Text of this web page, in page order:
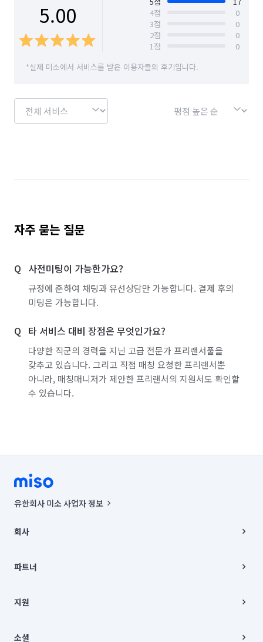
5.00
4점
0
3점
0
2점
0
1점
0
*실제 미소에서 서비스를 받은 이용자들의 후기입니다.
자주 묻는 질문
사전미팅이 가능한가요?
규정에 준하여 채팅과 유선상담만 가능합니다. 결제 후의
미팅은 가능합니다.
타 서비스 대비 장점은 무엇인가요?
다양한 직군의 경력을 지닌 고급 전문가 프리랜서풀을
갖추고 있습니다. 그리고 직접 매칭 요청한 프리랜서뿐
아니라, 매칭매니저가 제안한 프리랜서의 지원서도 확인할
수 있습니다.
유한회사 미소 사업자 정보
00019 |
주소 | 본사: 서울특별시 종로구 율곡로 6(중학동, 트윈트리빌딩) B동 5층
컨택센터 : 서울특별시 종로구 수송동 율곡로 24, 7층, 8층 미소
상품, 상품정보, 거래에 관한 의무와 책임은 거래당사자에게 있습니다.
언론 보도 관련 문의:
© 유한회사 미소. Miso, Inc. All Rights Reserved.
회사
채용
파트너
이사
지원
이용약관
소셜